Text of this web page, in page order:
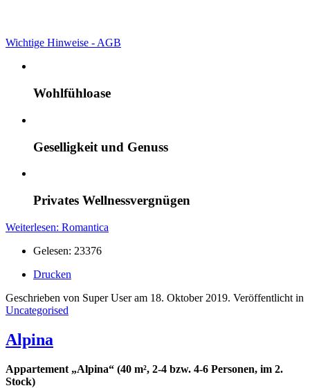
Wichtige Hinweise - AGB
Wohlfühloase
Geselligkeit und Genuss
Privates Wellnessvergnügen
Weiterlesen: Romantica
Gelesen: 23376
Drucken
Geschrieben von Super User am 18. Oktober 2019. Veröffentlicht in
Uncategorised
Alpina
Appartement „Alpina“ (40 m², 2-4 bzw. 4-6 Personen, im 2.
Stock)